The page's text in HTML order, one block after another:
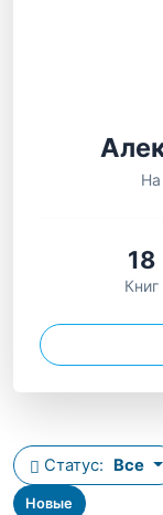
18
Книг
Новые
Статус: Все